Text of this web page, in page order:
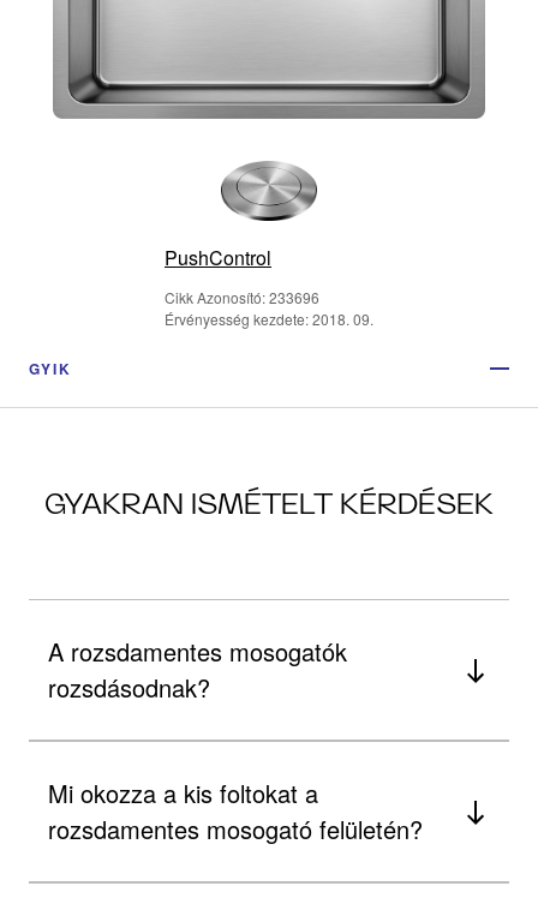
PushControl
Cikk Azonosító: 233696
Érvényesség kezdete: 2018. 09.
GYIK
GYAKRAN ISMÉTELT KÉRDÉSEK
A rozsdamentes mosogatók
rozsdásodnak?
Mi okozza a kis foltokat a
rozsdamentes mosogató felületén?